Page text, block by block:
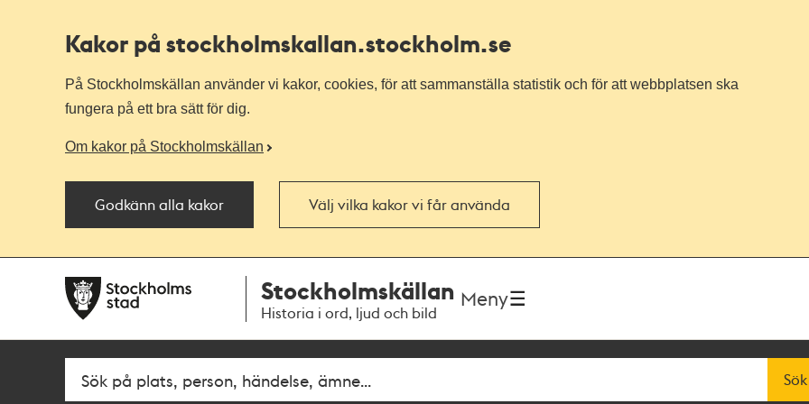
Kakor på stockholmskallan.stockholm.se
På Stockholmskällan använder vi kakor, cookies, för att sammanställa statistik och för att webbplatsen ska
fungera på ett bra sätt för dig.
Om kakor på Stockholmskällan
Godkänn alla kakor Välj vilka kakor vi får använda
navigationen
huvudinnehållet
Stockholmskällan
Historia i ord, ljud och bild
Meny
Fritextsök Sök